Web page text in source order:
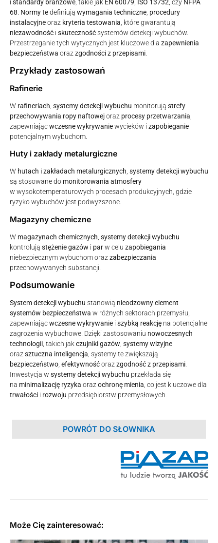
i standardy branżowe , takie jak EN 60079 ISO 13732 , czy NFPA
68 Normy tedefiniują wymagania techniczne procedury
instalacyjneoraz kryteria testowania , które gwarantują
niezawodność i skutecznośćsystemów detekcji wybuchów.
Przestrzeganie tych wytycznych jest kluczowe dla zapewnienia
bezpieczeństwa oraz zgodności z przepisami
Przykłady zastosowań
Rafinerie
W rafineriach systemy detekcji wybuchu monitorują strefy
przechowywania ropy naftowejoraz procesy przetwarzania
zapewniającwczesne wykrywaniewycieków i zapobieganie
potencjalnym wybuchom.
Huty i zakłady metalurgiczne
W hutach i zakładach metalurgicznych, systemy detekcji wybuchu
są stosowane do monitorowania atmosfery
w wysokotemperaturowych procesach produkcyjnych, gdzie
ryzyko wybuchów jest podwyższone.
Magazyny chemiczne
W magazynach chemicznych systemy detekcji wybuchu
kontrolują stężenie gazów i parw celu zapobiegania
niebezpiecznym wybuchom oraz zabezpieczania
przechowywanych substancji.
Podsumowanie
System detekcji wybuchu stanowią nieodzowny element
systemów bezpieczeństwa w różnych sektorach przemysłu,
zapewniającwczesne wykrywanie i szybką reakcję na potencjalne
zagrożenia wybuchowe. Dzięki zastosowaniu nowoczesnych
technologii , takich jakczujniki gazów systemy wizyjne
oraz sztuczna inteligencja , systemy te zwiększają
bezpieczeństwo efektywnośćoraz zgodność z przepisami
Inwestycja w systemy detekcji wybuchu przekłada się
na minimalizację ryzyka oraz ochronę mienia , co jest kluczowe dla
trwałości i rozwoju przedsiębiorstw przemysłowych.
POWRÓT DO SŁOWNIKA
Może Cię zainteresować: